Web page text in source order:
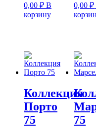
0,00 ₽ В
корзину
0,00₽
Коллекция
Порто
75
75